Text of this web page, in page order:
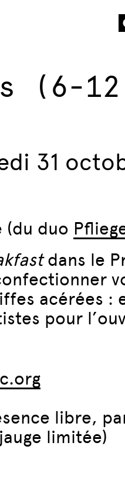
(6-12
31
(du duo
dans le
acérées :
pour
libre,
limitée)